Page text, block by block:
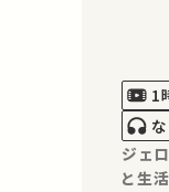
1
ジェ
と生